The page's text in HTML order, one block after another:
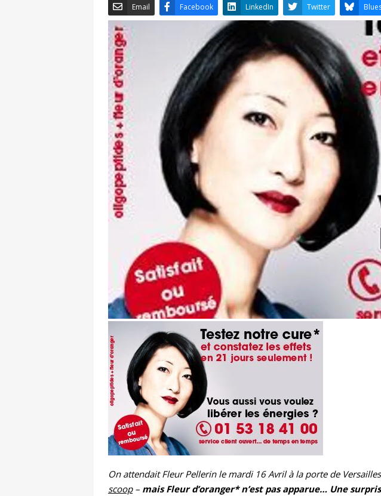
Email Facebook LinkedIn
On attendait Fleur Pellerin le mardi 16 Avril à la porte de
scoop– mais Fleur d’oranger* n’est pas apparue… Une